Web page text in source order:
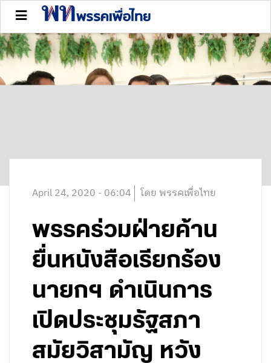
April 24, 2020 - 06:04 โดย พรรคเพื่อไทย
พรรคร่วมฝ่ายค้าน
ยื่นหนังสือเรียกร้อง
นายกฯ ดำเนินการ
เปิดประชุมรัฐสภา
สมัยวิสามัญ หวัง